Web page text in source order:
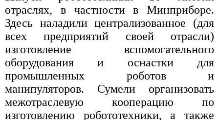
отраслях, в частности в Минприборе.
Здесь наладили централизованное (для
всех предприятий своей отрасли)
изготовление вспомогательного
оборудования и оснастки для
промышленных роботов и
манипуляторов. Сумели организовать
межотраслевую кооперацию по
изготовлению робототехники, а также